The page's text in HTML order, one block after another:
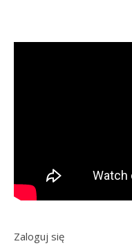
Zaloguj się